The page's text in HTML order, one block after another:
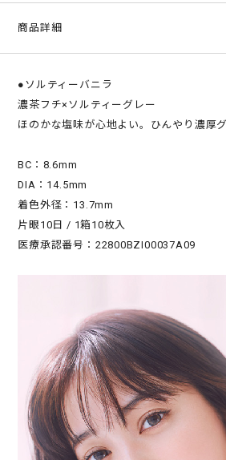
商品詳細
●ソルティーバニラ
濃茶フチ×ソルティーグレー
ほのかな塩味が心地よい。ひんやり濃厚グ
BC：8.6mm
DIA：14.5mm
着色外径：13.7mm
片眼10日 / 1箱10枚入
医療承認番号：22800BZI00037A09